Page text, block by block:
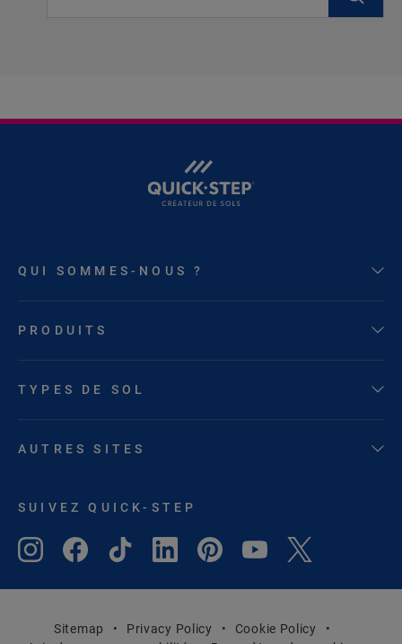
QUI SOMMES-NOUS ?
PRODUITS
TYPES DE SOL
AUTRES SITES
SUIVEZ QUICK-STEP
Sitemap Privacy Policy
Cookie Policy